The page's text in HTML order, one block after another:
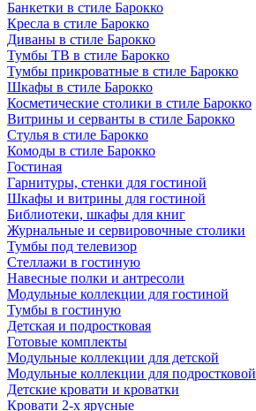
Банкетки в стиле Барокко
Кресла в стиле Барокко
Диваны в стиле Барокко
Тумбы ТВ в стиле Барокко
Тумбы прикроватные в стиле Барокко
Шкафы в стиле Барокко
Косметические столики в стиле Барокко
Витрины и серванты в стиле Барокко
Стулья в стиле Барокко
Комоды в стиле Барокко
Гостиная
Гарнитуры, стенки для гостиной
Шкафы и витрины для гостиной
Библиотеки, шкафы для книг
Журнальные и сервировочные столики
Тумбы под телевизор
Стеллажи в гостиную
Навесные полки и антресоли
Модульные коллекции для гостиной
Тумбы в гостиную
Детская и подростковая
Готовые комплекты
Модульные коллекции для детской
Модульные коллекции для подростковой
Детские кровати и кроватки
Кровати 2-х ярусные